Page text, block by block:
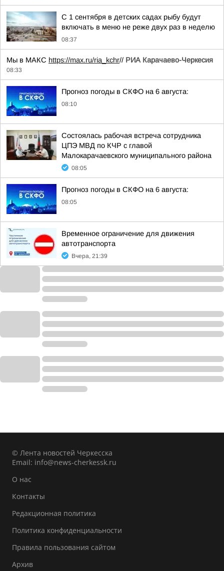
С 1 сентября в детских садах рыбу будут
включать в меню не реже двух раз в неделю
08:37
Мы в МАКС https://max.ru/ria_kchr// РИА Карачаево-Черкесия
08:33
Прогноз погоды в СКФО на 6 августа:
08:10
Состоялась рабочая встреча сотрудника
ЦПЭ МВД по КЧР с главой
Малокарачаевского муниципального района
08:05
Прогноз погоды в СКФО на 6 августа:
08:05
Временное ограничение для движения
автотранспорта
Вчера, 21:39
© Лента новостей Черкесска
Email: info@news-cherkessk.ru
О нас
Контакты
Редакционная политика
Политика конфиденциальности
Правила пользования сайтом
Архив